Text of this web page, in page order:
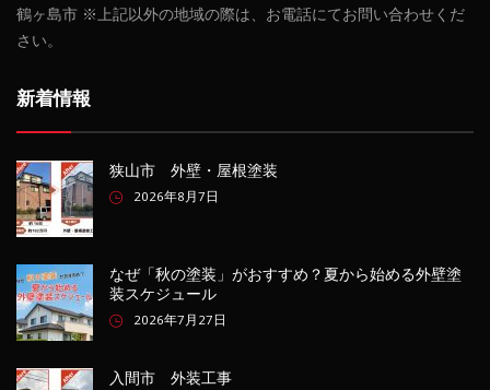
鶴ヶ島市 ※上記以外の地域の際は、お電話にてお問い合わせくだ
さい。
新着情報
狭山市 外壁・屋根塗装
2026年8月7日
なぜ「秋の塗装」がおすすめ？夏から始める外壁塗
装スケジュール
2026年7月27日
入間市 外装工事